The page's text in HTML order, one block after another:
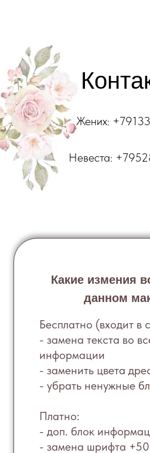
Жених:
Невеста:
Бесплатно (входит в
- замена текста во
информации
- заменить цвета
- убрать ненужные
Платно:
- доп. блок
- замена шрифта
Какие измения
данном